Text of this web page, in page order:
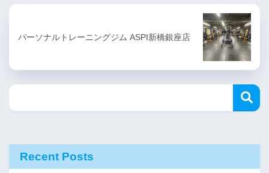
パーソナルトレーニングジム ASPI新橋銀座店
Recent Posts